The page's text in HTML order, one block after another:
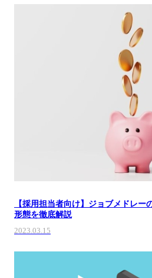
【採用担当者向け】ジョブメドレー
形態を徹底解説
2023.03.15